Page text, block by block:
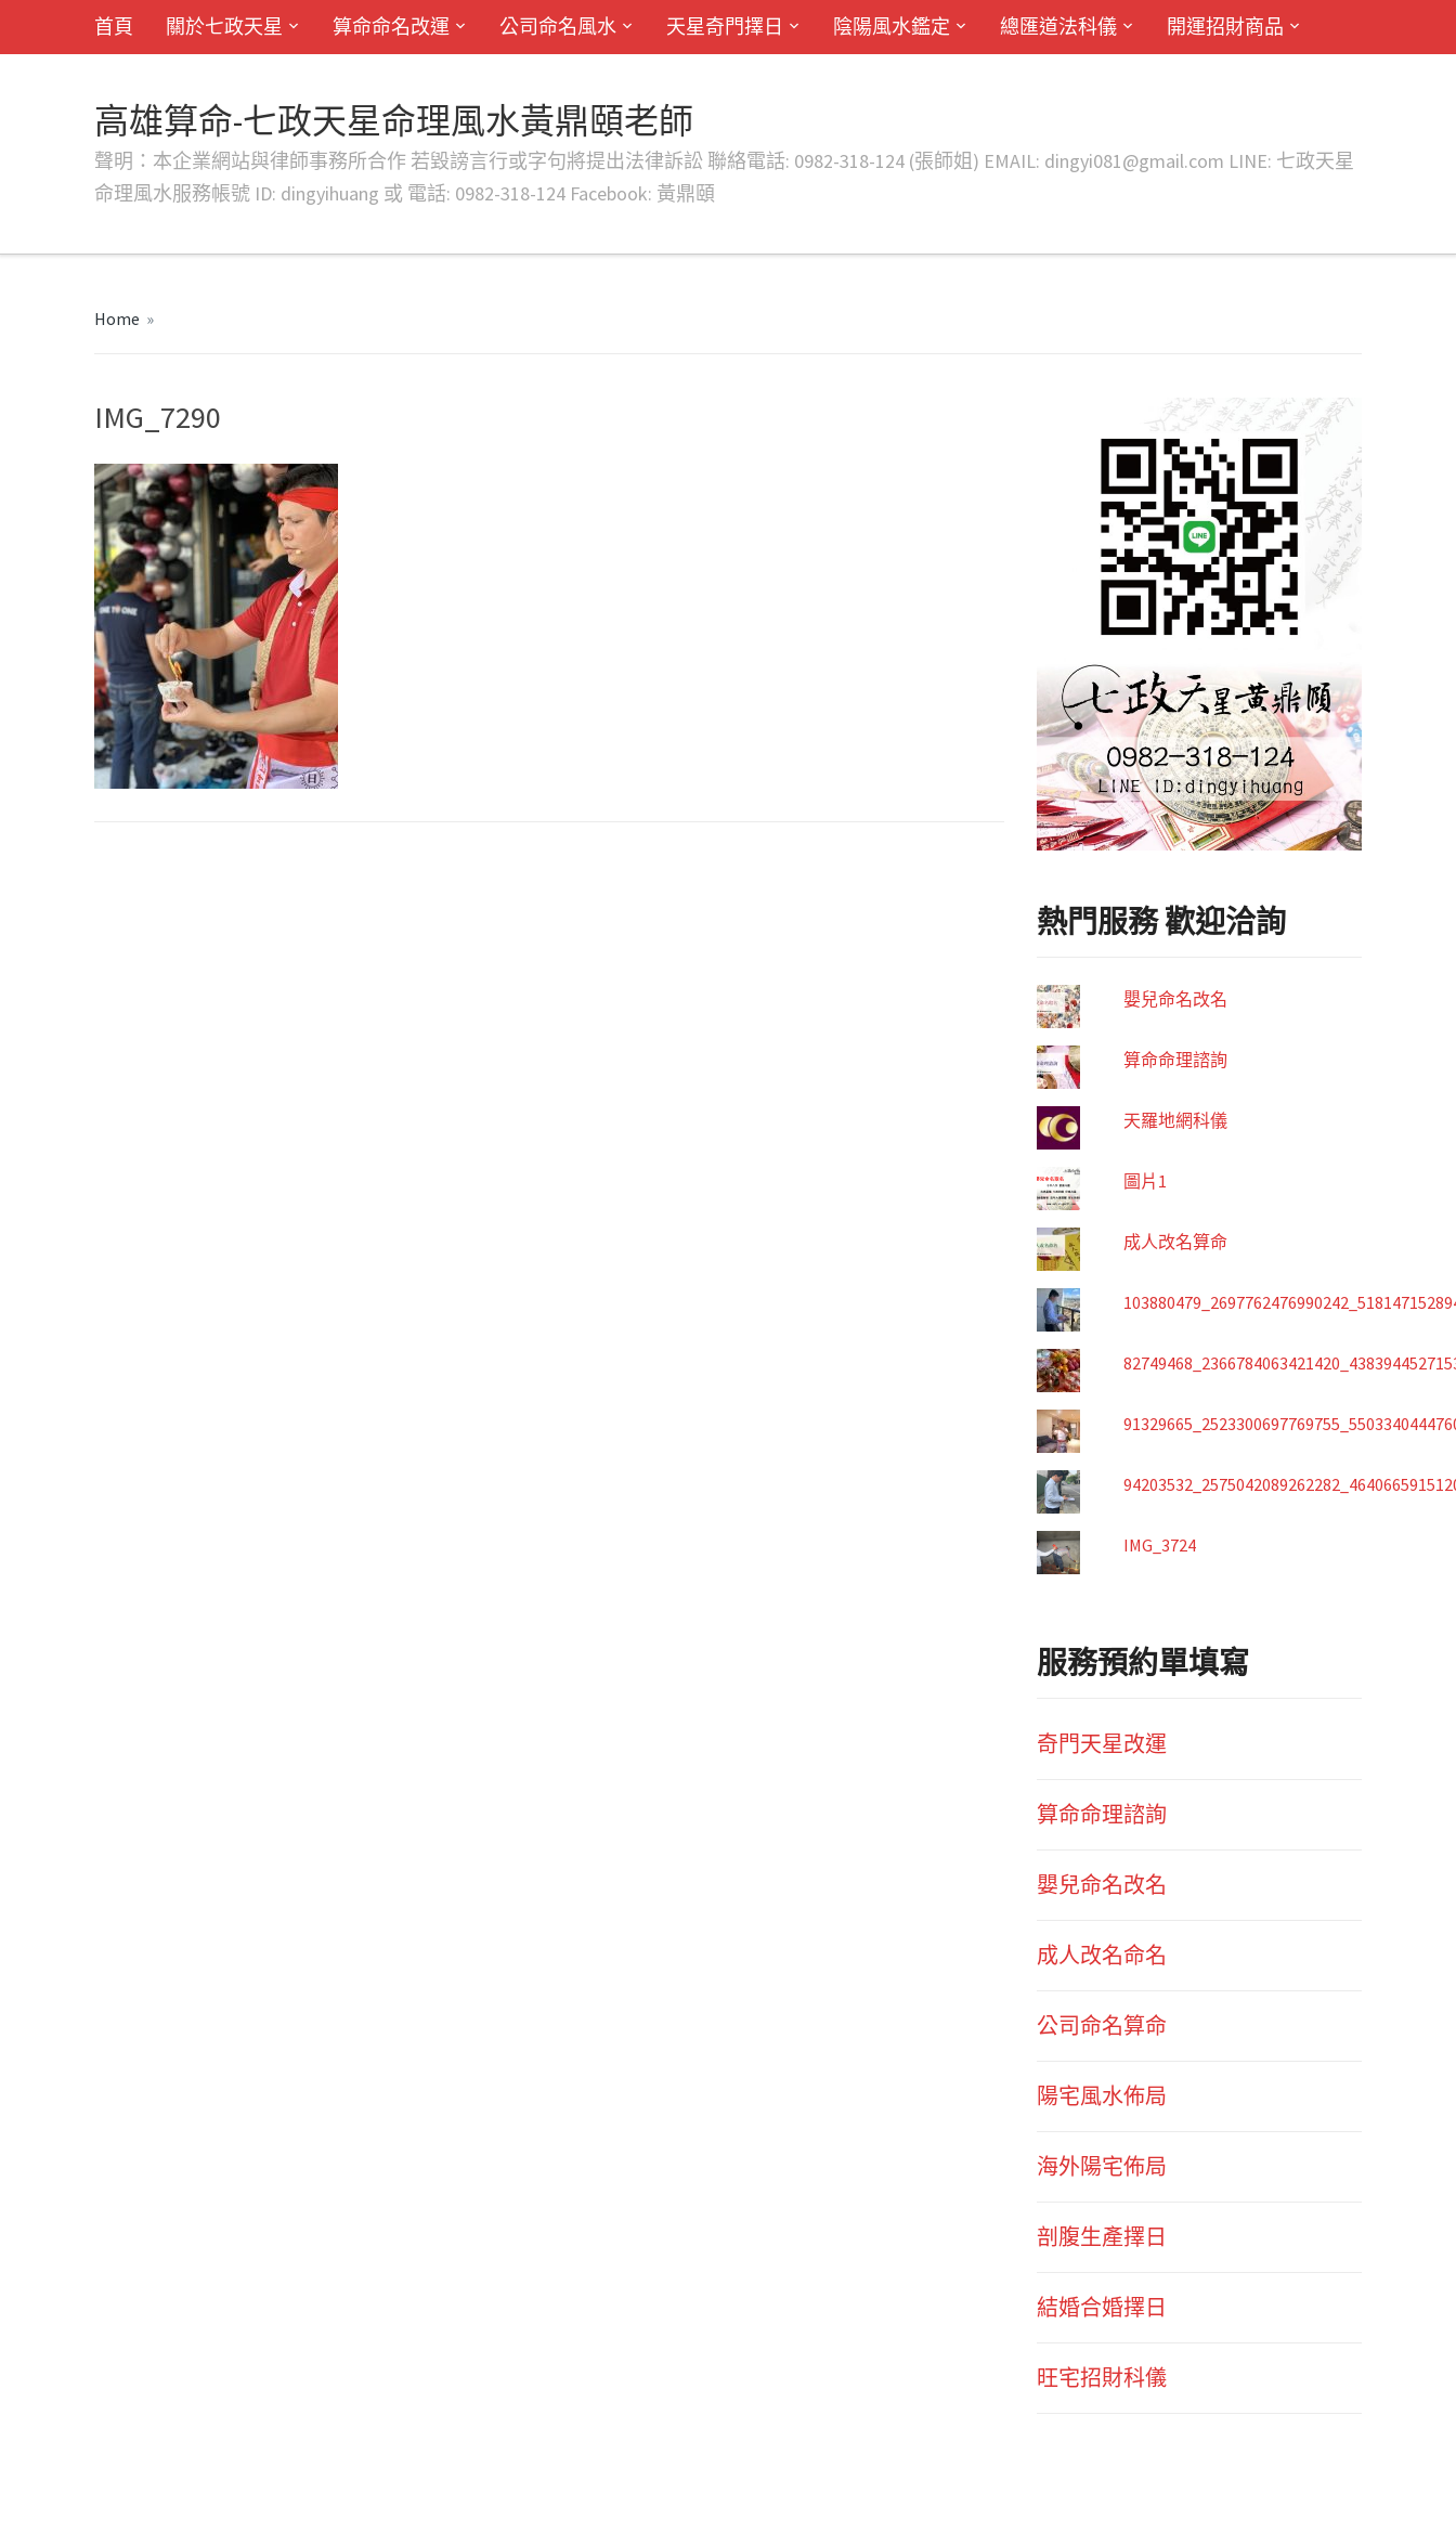
首頁 關於七政天星 算命命名改運 公司命名風水 天星奇門擇日 陰陽風水鑑定 總匯道法科儀 開運招財商品
高雄算命-七政天星命理風水黃鼎頤老師
聲明：本企業網站與律師事務所合作 若毀謗言行或字句將提出法律訴訟 聯絡電話: 0982-318-124 (張師姐) EMAIL: dingyi081@gmail.com LINE: 七政天星
命理風水服務帳號 ID: dingyihuang 或 電話: 0982-318-124 Facebook: 黃鼎頤
Home »
IMG_7290
熱門服務 歡迎洽詢
嬰兒命名改名
算命命理諮詢
天羅地網科儀
圖片1
成人改名算命
IMG_3724
服務預約單填寫
奇門天星改運
算命命理諮詢
嬰兒命名改名
成人改名命名
公司命名算命
陽宅風水佈局
海外陽宅佈局
剖腹生產擇日
結婚合婚擇日
旺宅招財科儀